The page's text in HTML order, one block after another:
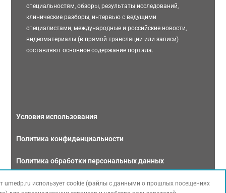
специальностям, обзоры, результаты исследований,
клинические разборы, интервью с ведущими
специалистами, международные и российские новости,
видеоматериалы (в прямой трансляции или записи)
составляют основное содержание портала.
Условия использования
Политика конфиденциальности
Политика обработки персональных данных
Связаться с нами
umedp.ru использует cookie (файлы с данными о прошлых посещениях